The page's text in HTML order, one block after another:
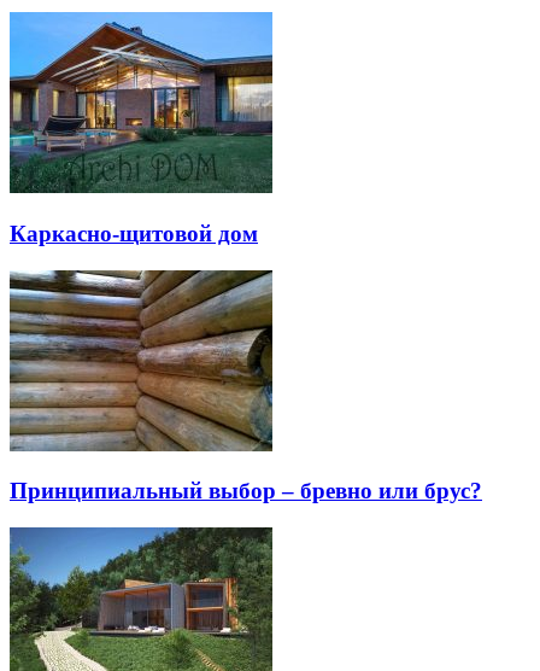
Каркасно-щитовой дом
Принципиальный выбор – бревно или брус?